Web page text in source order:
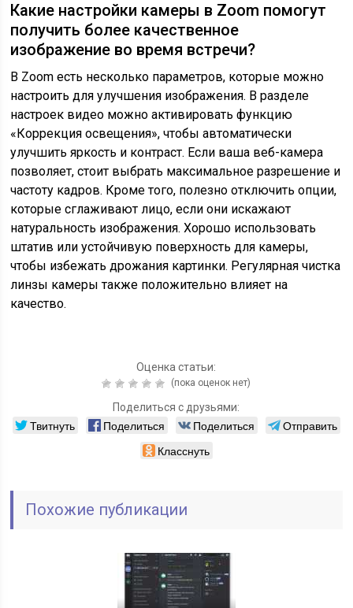
Какие настройки камеры в Zoom помогут
получить более качественное
изображение во время встречи?
В Zoom есть несколько параметров, которые можно
настроить для улучшения изображения. В разделе
настроек видео можно активировать функцию
«Коррекция освещения», чтобы автоматически
улучшить яркость и контраст. Если ваша веб-камера
позволяет, стоит выбрать максимальное разрешение и
частоту кадров. Кроме того, полезно отключить опции,
которые сглаживают лицо, если они искажают
натуральность изображения. Хорошо использовать
штатив или устойчивую поверхность для камеры,
чтобы избежать дрожания картинки. Регулярная чистка
линзы камеры также положительно влияет на
качество.
Оценка статьи:
(пока оценок нет)
Поделиться с друзьями:
Твитнуть Поделиться Поделиться
Отправить
Класснуть
Похожие публикации